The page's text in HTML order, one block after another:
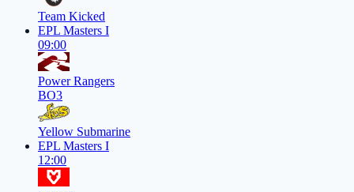
Team Kicked
EPL Masters I
09:00
Power Rangers
BO3
Yellow Submarine
EPL Masters I
12:00